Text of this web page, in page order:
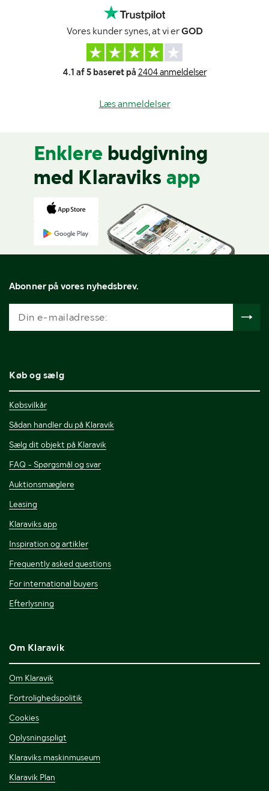
Vores kunder synes, at vi erGOD
4.1 af 5 baseret på 2404 anmeldelser
Læs anmeldelser
Enklere budgivning
med Klaraviks app
Abonner på vores nyhedsbrev.
Køb og sælg
Købsvilkår
Sådan handler du på Klaravik
Sælg dit objekt på Klaravik
FAQ - Spørgsmål og svar
Auktionsmæglere
Leasing
Klaraviks app
Inspiration og artikler
Frequently asked questions
For international buyers
Efterlysning
Om Klaravik
Om Klaravik
Fortrolighedspolitik
Cookies
Oplysningspligt
Klaraviks maskinmuseum
Klaravik Plan